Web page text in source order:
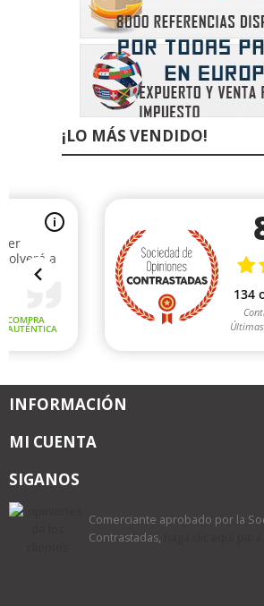
¡LO MÁS VENDIDO!
INFORMACIÓN
MI CUENTA
SIGANOS
Comerciante aprobado por la
Contrastadas,